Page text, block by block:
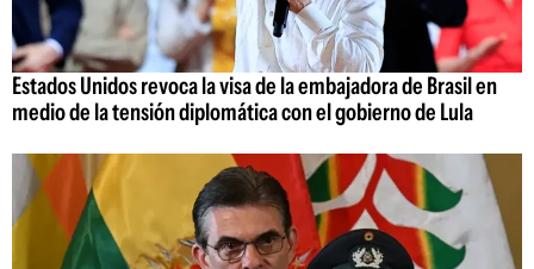
Estados Unidos revoca la visa de la embajadora de Brasil en
medio de la tensión diplomática con el gobierno de Lula